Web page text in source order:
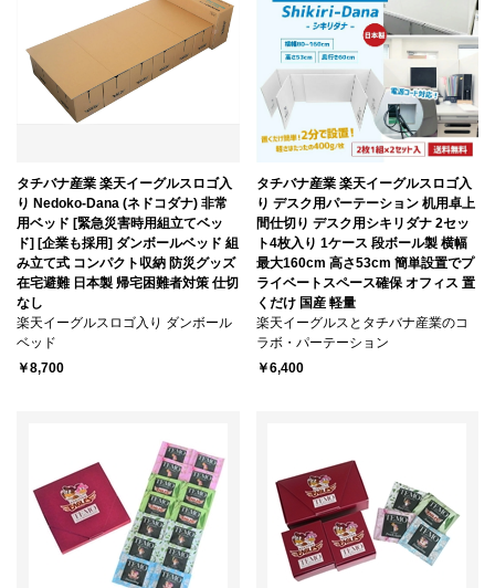
タチバナ産業 楽天イーグルスロゴ入
り Nedoko-Dana (ネドコダナ) 非常
用ベッド [緊急災害時用組立てベッ
ド] [企業も採用] ダンボールベッド 組
み立て式 コンパクト収納 防災グッズ
在宅避難 日本製 帰宅困難者対策 仕切
なし
楽天イーグルスロゴ入り ダンボール
ベッド
￥8,700
タチバナ産業 楽天イーグルスロゴ入
り デスク用パーテーション 机用卓上
間仕切り デスク用シキリダナ 2セッ
ト4枚入り 1ケース 段ボール製 横幅
最大160cm 高さ53cm 簡単設置でプ
ライベートスペース確保 オフィス 置
くだけ 国産 軽量
楽天イーグルスとタチバナ産業のコ
ラボ・パーテーション
￥6,400